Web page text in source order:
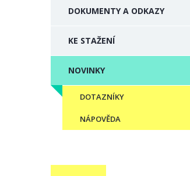
DOKUMENTY A ODKAZY
KE STAŽENÍ
NOVINKY
DOTAZNÍKY
NÁPOVĚDA